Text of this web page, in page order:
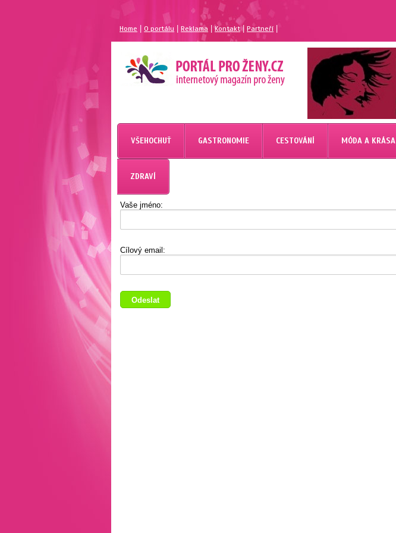
Home |O portálu Reklama Kontakt| Partneří
MAGAZÍN PRO ŽENY
PORTÁL PRO ŽENY.CZ
VŠEHOCHUŤ GASTRONOMIE CESTOVÁNÍ MÓDA A KRÁSA
ZDRAVÍ
Vaše jméno:
Cílový email: